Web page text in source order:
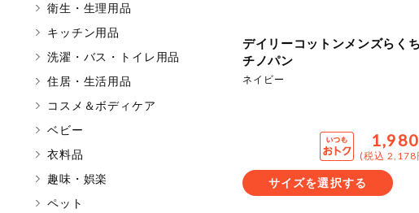
衛生・生理用品
キッチン用品
洗濯・バス・トイレ用品
住居・生活用品
コスメ＆ボディケア
ベビー
衣料品
趣味・娯楽
ペット
デイリーコットンメンズらく
チノパン
ネイビー
1,980
(税込 2,178
サイズを選択する